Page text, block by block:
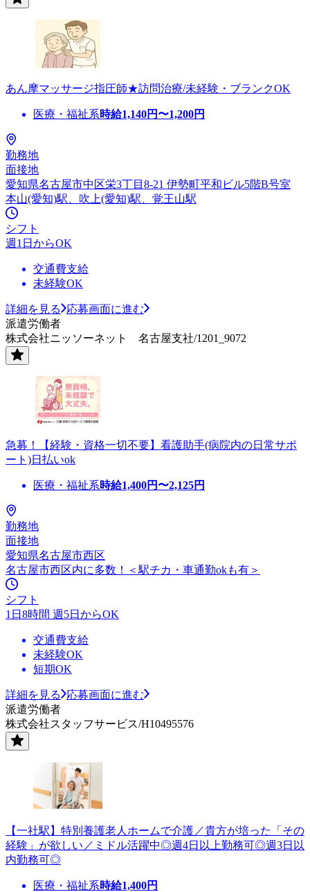
あん摩マッサージ指圧師★訪問治療/未経験・ブランクOK
医療・福祉系時給1,140円〜1,200円
勤務地
面接地
愛知県名古屋市中区栄3丁目8-21 伊勢町平和ビル5階B号室
本山(愛知)駅、吹上(愛知)駅、覚王山駅
シフト
週1日からOK
交通費支給
未経験OK
詳細を見る
応募画面に進む
派遣労働者
株式会社ニッソーネット 名古屋支社/1201_9072
急募！【経験・資格一切不要】看護助手(病院内の日常サポ
ート)日払いok
医療・福祉系時給1,400円〜2,125円
勤務地
面接地
愛知県名古屋市西区
名古屋市西区内に多数！＜駅チカ・車通勤okも有＞
シフト
1日8時間 週5日からOK
交通費支給
未経験OK
短期OK
詳細を見る
応募画面に進む
派遣労働者
株式会社スタッフサービス/H10495576
【一社駅】特別養護老人ホームで介護／貴方が培った「その
経験」が欲しい／ミドル活躍中◎週4日以上勤務可◎週3日以
内勤務可◎
医療・福祉系時給1,400円